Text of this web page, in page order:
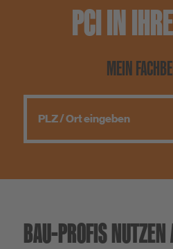
PCI IN
MEIN
BAU-PROFIS NUTZEN